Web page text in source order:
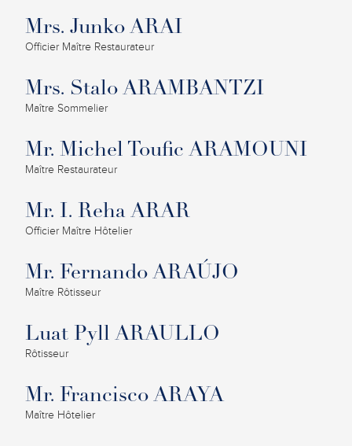
Mrs. Junko ARAI
Officier Maître Restaurateur
Mrs. Stalo ARAMBANTZI
Maître Sommelier
Mr. Michel Toufic ARAMOUNI
Maître Restaurateur
Mr. I. Reha ARAR
Officier Maître Hôtelier
Mr. Fernando ARAÚJO
Maître Rôtisseur
Luat Pyll ARAULLO
Rôtisseur
Mr. Francisco ARAYA
Maître Hôtelier